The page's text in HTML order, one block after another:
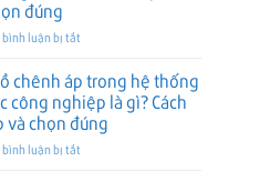
và
chọn
đúng
Phân
vai
trò
và
cách
chọn
lọc
công
nghiệp
là
gì?
Cấu
đúng
bình luận bị tắtở
điều
khiển
tự
động
trong
chênh áp trong hệ thống
công nghiệp là gì? Cách
và chọn đúng
bình luận bị tắtở